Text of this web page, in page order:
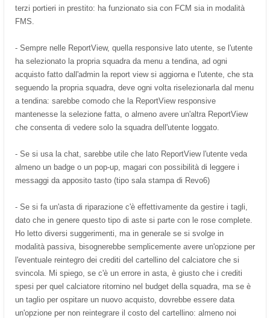
terzi portieri in prestito: ha funzionato sia con FCM sia in modalità
FMS.
- Sempre nelle ReportView, quella responsive lato utente, se l'utente
ha selezionato la propria squadra da menu a tendina, ad ogni
acquisto fatto dall'admin la report view si aggiorna e l'utente, che sta
seguendo la propria squadra, deve ogni volta riselezionarla dal menu
a tendina: sarebbe comodo che la ReportView responsive
mantenesse la selezione fatta, o almeno avere un'altra ReportView
che consenta di vedere solo la squadra dell'utente loggato.
- Se si usa la chat, sarebbe utile che lato ReportView l'utente veda
almeno un badge o un pop-up, magari con possibilità di leggere i
messaggi da apposito tasto (tipo sala stampa di Revo6)
- Se si fa un'asta di riparazione c'è effettivamente da gestire i tagli,
dato che in genere questo tipo di aste si parte con le rose complete.
Ho letto diversi suggerimenti, ma in generale se si svolge in
modalità passiva, bisognerebbe semplicemente avere un'opzione per
l'eventuale reintegro dei crediti del cartellino del calciatore che si
svincola. Mi spiego, se c'è un errore in asta, è giusto che i crediti
spesi per quel calciatore ritornino nel budget della squadra, ma se è
un taglio per ospitare un nuovo acquisto, dovrebbe essere data
un'opzione per non reintegrare il costo del cartellino: almeno noi